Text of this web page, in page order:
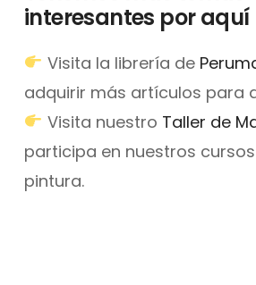
interesantes por aquí
Visita la librería de
adquirir más artículos para
Visita nuestro Taller de
participa en nuestros
pintura.